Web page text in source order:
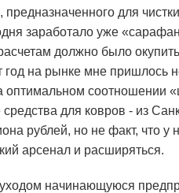
для
заработало уже
должно было
год на рынке мне пришлось
соотношении
для ковров - из
рублей, но не факт, что
арсенал и расширяться.
начинающуюся